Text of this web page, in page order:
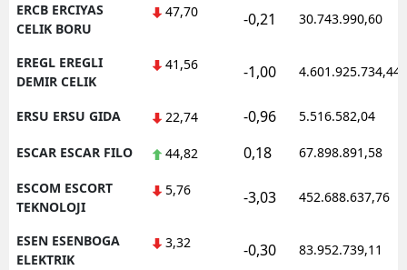
ERCB ERCIYAS
CELIK BORU
47,70 -0,21 30.743.990,60
EREGL EREGLI
DEMIR CELIK
41,56 -1,00 4.601.925.734,44
ERSU ERSU GIDA 22,74 -0,96 5.516.582,04
ESCAR ESCAR FILO 44,82 0,18 67.898.891,58
ESCOM ESCORT
TEKNOLOJI
5,76 -3,03 452.688.637,76
ESEN ESENBOGA
ELEKTRIK
3,32 -0,30 83.952.739,11